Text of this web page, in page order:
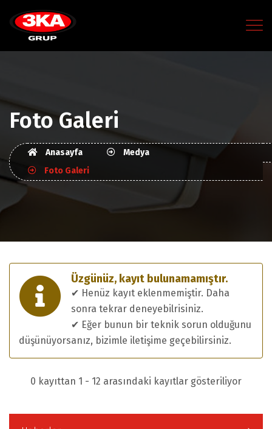
Foto Galeri
Anasayfa
Medya
Foto Galeri
Üzgünüz, kayıt bulunamamıştır.
✔ Henüz kayıt eklenmemiştir. Daha
sonra tekrar deneyebilrisiniz.
✔ Eğer bunun bir teknik sorun olduğunu
düşünüyorsanız, bizimle iletişime geçebilirsiniz.
0 kayıttan 1 - 12 arasındaki kayıtlar gösteriliyor